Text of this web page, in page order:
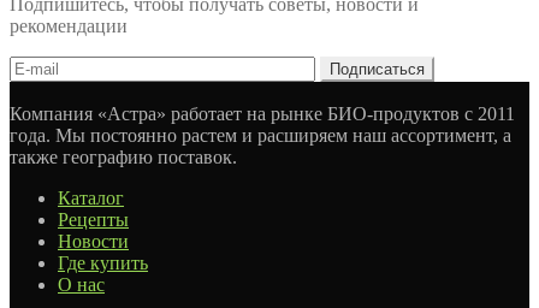
рекомендации
Компания «Астра» работает на рынке БИО-продуктов с 2011
года. Мы постоянно растем и расширяем наш ассортимент, а
также географию поставок.
Каталог
Рецепты
Новости
Где купить
О нас